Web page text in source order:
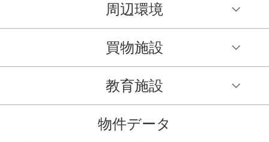
周辺環境
買物施設
教育施設
物件データ